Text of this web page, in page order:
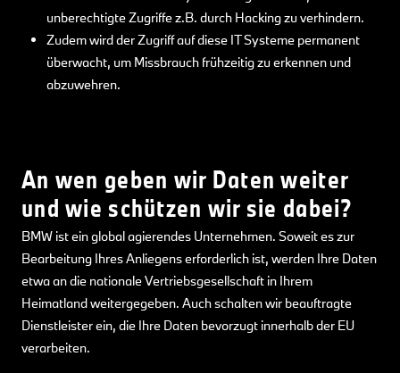
unberechtigte Zugriffe z.B. durch Hacking zu verhindern.
Zudem wird der Zugriff auf diese IT Systeme permanent
überwacht, um Missbrauch frühzeitig zu erkennen und
abzuwehren.
An wen geben wir Daten weiter
und wie schützen wir sie dabei?
BMW ist ein global agierendes Unternehmen. Soweit es zur
Bearbeitung Ihres Anliegens erforderlich ist, werden Ihre Daten
etwa an die nationale Vertriebsgesellschaft in Ihrem
Heimatland weitergegeben. Auch schalten wir beauftragte
Dienstleister ein, die Ihre Daten bevorzugt innerhalb der EU
verarbeiten.